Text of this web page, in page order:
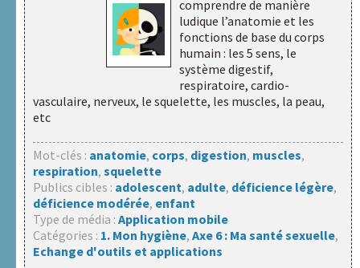
comprendre de manière
ludique l’anatomie et les
fonctions de base du corps
humain : les 5 sens, le
système digestif,
respiratoire, cardio-
vasculaire, nerveux, le squelette, les muscles, la peau,
etc
Mot-clés : anatomie, corps, digestion, muscles,
respiration, squelette
Publics cibles : adolescent, adulte, déficience légère,
déficience modérée, enfant
Type de média : Application mobile
Catégories : 1. Mon hygiène, Axe 6 : Ma santé sexuelle,
Echange d'outils et applications